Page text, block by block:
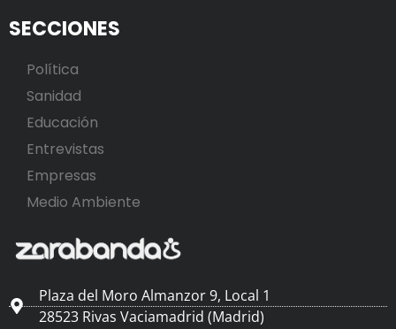
SECCIONES
Política
Sanidad
Educación
Entrevistas
Empresas
Medio Ambiente
Plaza del Moro Almanzor 9, Local 1
28523 Rivas Vaciamadrid (Madrid)